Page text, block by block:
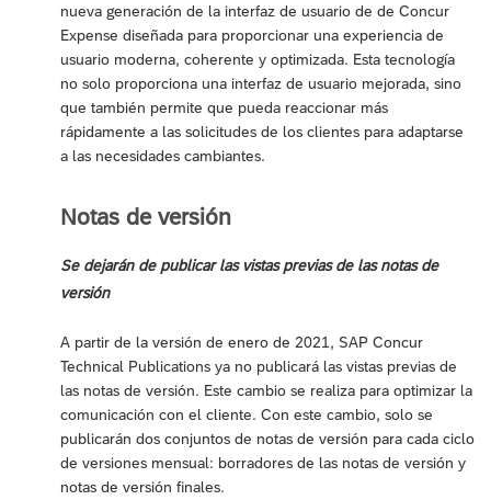
nueva generación de la interfaz de usuario de de Concur
Expense diseñada para proporcionar una experiencia de
usuario moderna, coherente y optimizada. Esta tecnología
no solo proporciona una interfaz de usuario mejorada, sino
que también permite que pueda reaccionar más
rápidamente a las solicitudes de los clientes para adaptarse
a las necesidades cambiantes.
Notas de versión
Se dejarán de publicar las vistas previas de las notas de
versión
A partir de la versión de enero de 2021, SAP Concur
Technical Publications ya no publicará las vistas previas de
las notas de versión. Este cambio se realiza para optimizar la
comunicación con el cliente. Con este cambio, solo se
publicarán dos conjuntos de notas de versión para cada ciclo
de versiones mensual: borradores de las notas de versión y
notas de versión finales.